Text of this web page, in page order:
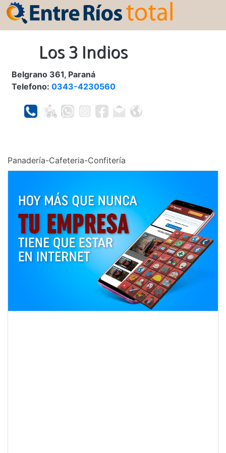
Los 3 Indios
Belgrano 361, Paraná
Telefono: 0343-4230560
Panadería-Cafeteria-Confitería